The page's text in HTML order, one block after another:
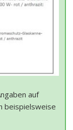
auf
beispielsweise